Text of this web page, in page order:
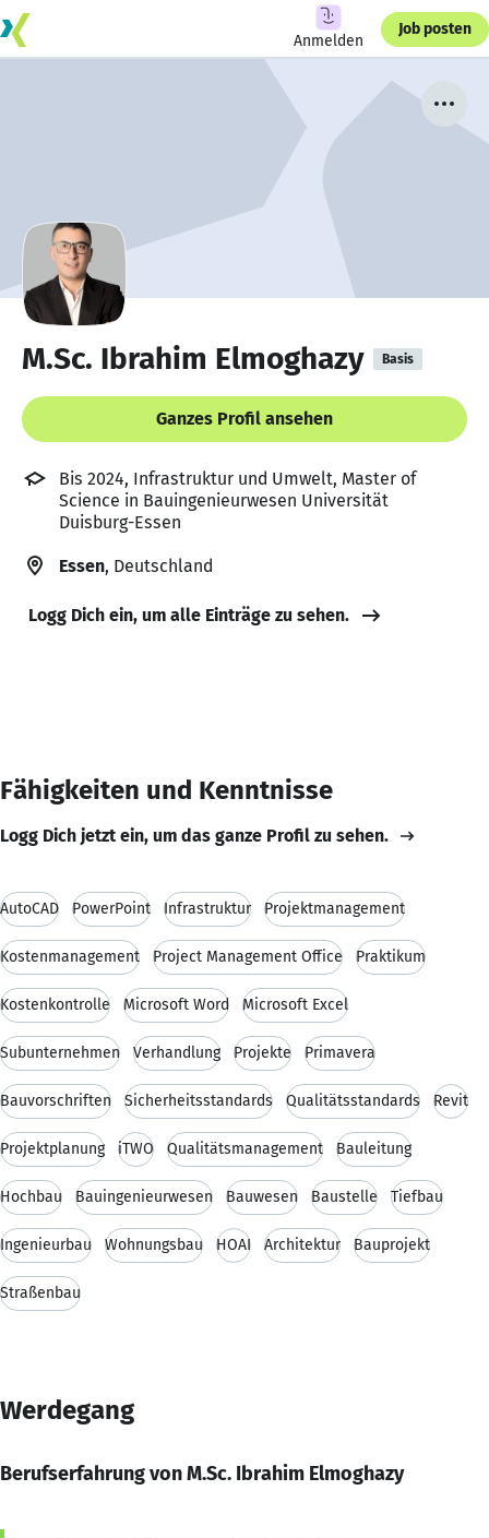
Anmelden
Job posten
M.Sc. Ibrahim Elmoghazy Basis
Ganzes Profil ansehen
Bis 2024, Infrastruktur und Umwelt, Master of
Science in Bauingenieurwesen Universität
Duisburg-Essen
Essen, Deutschland
Logg Dich ein, um alle Einträge zu sehen.
Fähigkeiten und Kenntnisse
Logg Dich jetzt ein, um das ganze Profil zu sehen.
AutoCAD PowerPoint Infrastruktur Projektmanagement
Kostenmanagement Project Management Office Praktikum
Kostenkontrolle Microsoft Word Microsoft Excel
Subunternehmen Verhandlung Projekte Primavera
Bauvorschriften Sicherheitsstandards Qualitätsstandards Revit
Projektplanung iTWO Qualitätsmanagement Bauleitung
Hochbau Bauingenieurwesen Bauwesen Baustelle Tiefbau
Ingenieurbau Wohnungsbau HOAI Architektur Bauprojekt
Straßenbau
Werdegang
Berufserfahrung von M.Sc. Ibrahim Elmoghazy